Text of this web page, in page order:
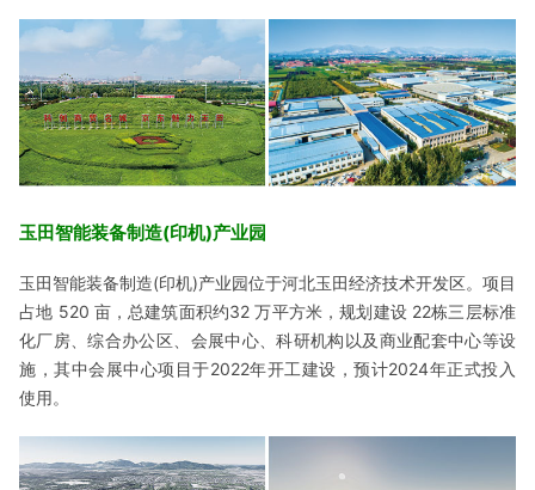
玉田智能装备制造(印机)产业园
玉田智能装备制造(印机)产业园位于河北玉田经济技术开发区。项目
占地 520 亩，总建筑面积约32 万平方米，规划建设 22栋三层标准
化厂房、综合办公区、会展中心、科研机构以及商业配套中心等设
施，其中会展中心项目于2022年开工建设，预计2024年正式投入
使用。